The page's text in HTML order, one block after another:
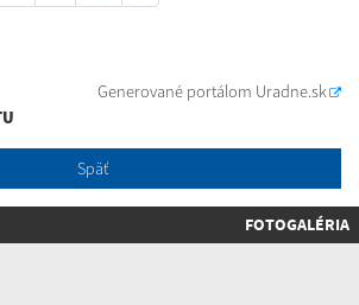
Generované portálom Uradne.sk
Späť
FOTOGALÉRIA